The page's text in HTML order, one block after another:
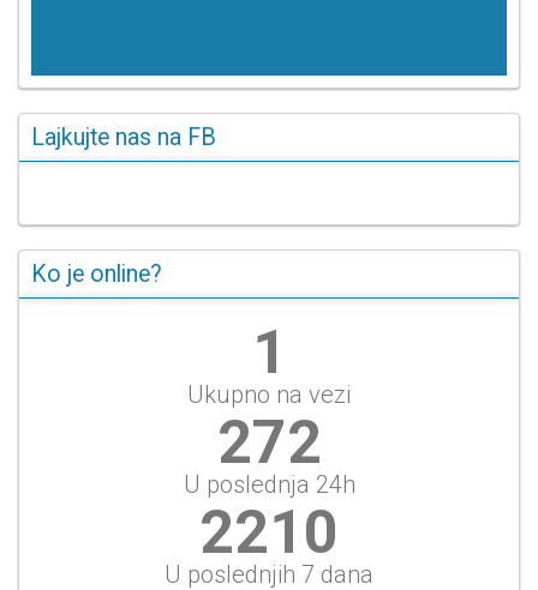
Lajkujte nas na FB
Ko je online?
1
Ukupno na vezi
314
U poslednja 24h
2550
U poslednjih 7 dana